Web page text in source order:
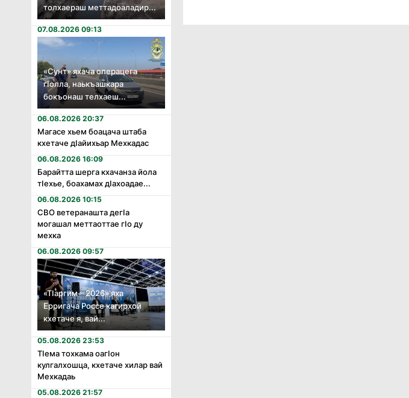
толхаераш меттадоаладир...
07.08.2026 09:13
«Сунт» яхача операцега
гӏолла, наькъашкара
бокъонаш телхаеш...
06.08.2026 20:37
Магасе хьем боацача штаба
кхетаче дӏайихьар Мехкадас
06.08.2026 16:09
Барайтта шерга кхачанза йола
тӏехье, боахамах дӏахоадае...
06.08.2026 10:15
СВО ветеранашта дегӏа
могашал меттаоттае гӏо ду
мехка
06.08.2026 09:57
«Тӏаргим – 2026» яха
Ерригача Россе кагирхой
кхетаче я, вай...
05.08.2026 23:53
Тӏема тохкама оагӏон
кулгалхошца, кхетаче хилар вай
Мехкадаь
05.08.2026 21:57